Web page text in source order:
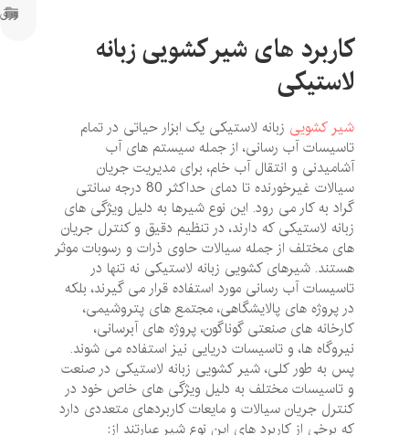
کاربرد های شیر کشویی زبانه
لاستیکی
شیر کشوییزبانه لاستیکی یک ابزار حیاتی در تمام
تاسیسات آب رسانی، از جمله سیستم ‌های آب
آشامیدنی و انتقال آب خام، برای مدیریت جریان
سیالات غیرخورنده تا دمای حداکثر 80 درجه سانتی
‌گراد به‌ کار می‌ رود. این نوع شیرها به دلیل ویژگی ‌های
زبانه لاستیکی که دارند، در تنظیم دقیق و کنترل جریان
‌های مختلف از جمله سیالات حاوی ذرات و رسوبات موثر
هستند. شیرهای کشویی زبانه لاستیکی نه تنها در
تاسیسات آب رسانی مورد استفاده قرار می‌ گیرند، بلکه
در پروژه‌ های پالایشگاهی، مجتمع‌ های پتروشیمی،
کارخانه‌ های صنعتی گوناگون، پروژه‌ های آبرسانی،
نیروگاه‌ ها، و تاسیسات دریایی نیز استفاده می شوند.
پس به طور کلی، شیر کشویی زبانه لاستیکی در صنعت
و تاسیسات مختلف به دلیل ویژگی ‌های خاص خود در
کنترل جریان سیالات و مایعات کاربردهای متعددی دارد
که برخی از کاربرد های این نوع شیر عبارتند از: